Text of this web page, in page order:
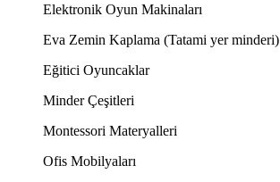
Elektronik Oyun Makinaları
Eva Zemin Kaplama (Tatami yer minderi)
Eğitici Oyuncaklar
Minder Çeşitleri
Montessori Materyalleri
Ofis Mobilyaları